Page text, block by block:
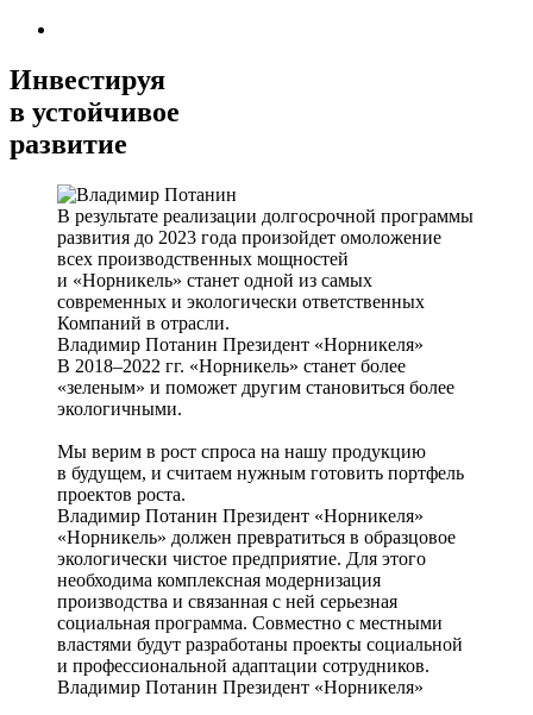
Инвестируя
в устойчивое
развитие
В результате реализации долгосрочной программы
развития до 2023 года произойдет омоложение
всех производственных мощностей
и «Норникель» станет одной из самых
современных и экологически ответственных
Компаний в отрасли.
Владимир Потанин Президент «Норникеля»
В 2018–2022 гг. «Норникель» станет более
«зеленым» и поможет другим становиться более
экологичными.
Мы верим в рост спроса на нашу продукцию
в будущем, и считаем нужным готовить портфель
проектов роста.
Владимир Потанин Президент «Норникеля»
«Норникель» должен превратиться в образцовое
экологически чистое предприятие. Для этого
необходима комплексная модернизация
производства и связанная с ней серьезная
социальная программа. Совместно с местными
властями будут разработаны проекты социальной
и профессиональной адаптации сотрудников.
Владимир Потанин Президент «Норникеля»